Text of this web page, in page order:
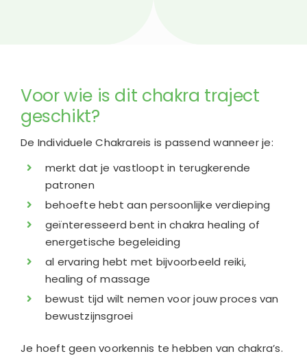
Voor wie is dit chakra traject
geschikt?
De Individuele Chakrareis is passend wanneer je:
merkt dat je vastloopt in terugkerende
patronen
behoefte hebt aan persoonlijke verdieping
geïnteresseerd bent in chakra healing of
energetische begeleiding
al ervaring hebt met bijvoorbeeld reiki,
healing of massage
bewust tijd wilt nemen voor jouw proces van
bewustzijnsgroei
Je hoeft geen voorkennis te hebben van chakra’s.